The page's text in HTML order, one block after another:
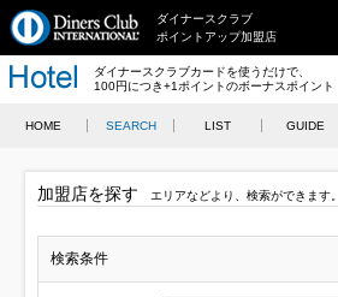
ダイナースクラブ
ポイントアップ加盟店
ダイナースクラブカードを使うだけで、
100円につき+1ポイントのボーナスポイント
HOME SEARCH LIST GUIDE
加盟店を探す エリアなどより、検索ができます。
検索条件